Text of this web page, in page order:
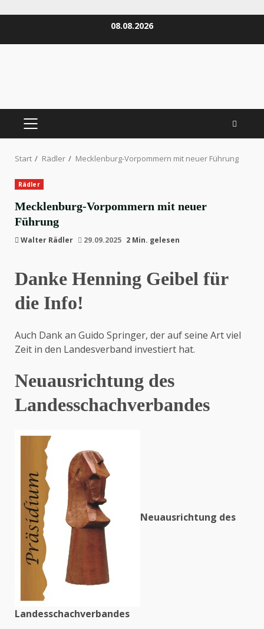
08.08.2026
PRIMÄRES
Start Rädler Mecklenburg-Vorpommern mit neuer Führung
Rädler
Mecklenburg-Vorpommern mit neuer
Führung
Walter Rädler 29.09.2025 2 Min. gelesen
Danke Henning Geibel für
die Info!
Auch Dank an Guido Springer, der auf seine Art viel
Zeit in den Landesverband investiert hat.
Neuausrichtung des
Landesschachverbandes
Neuausrichtung des
Landesschachverbandes